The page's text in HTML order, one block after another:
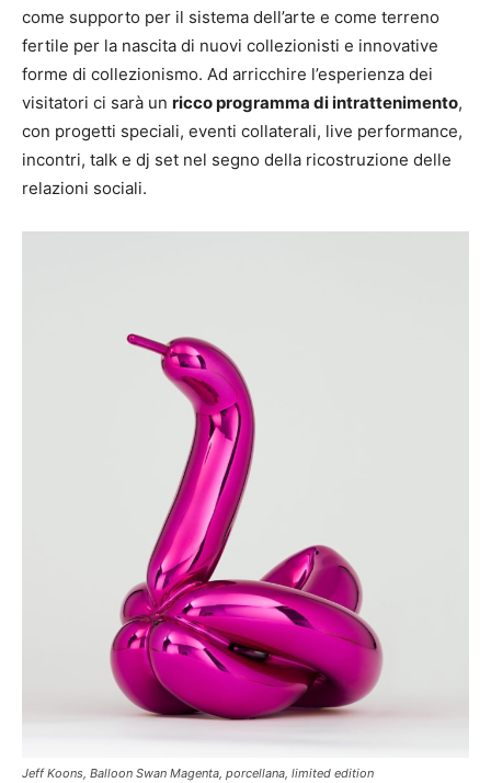
come supporto per il sistema dell’arte e come terreno
fertile per la nascita di nuovi collezionisti e innovative
forme di collezionismo. Ad arricchire l’esperienza dei
visitatori ci sarà un ricco programma di intrattenimento,
con progetti speciali, eventi collaterali, live performance,
incontri, talk e dj set nel segno della ricostruzione delle
relazioni sociali.
Jeff Koons, Balloon Swan Magenta, porcellana, limited edition